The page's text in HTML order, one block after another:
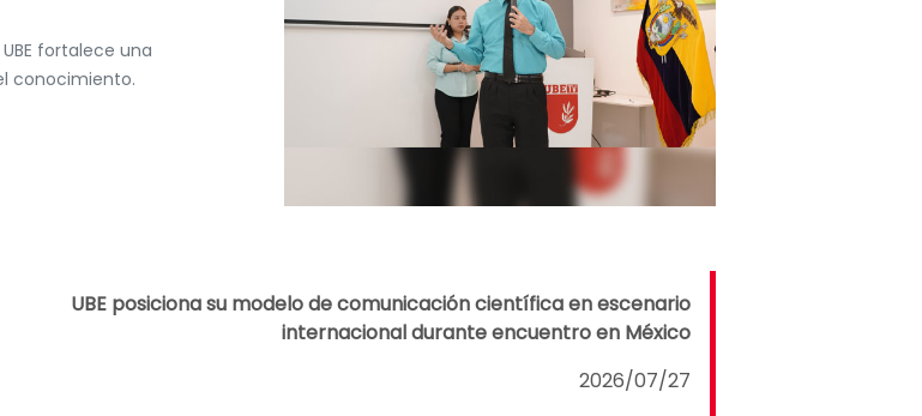
fortalece una
conocimiento.
UBE posiciona su modelo de comunicación científica en escenario
internacional durante encuentro en México
2026/07/27